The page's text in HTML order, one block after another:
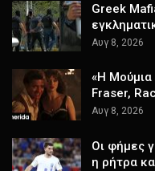
Greek
Αυγ 8, 2026
«Η Μούμια
Fraser,
Αυγ 8, 2026
Οι φήμες
η ρήτρα